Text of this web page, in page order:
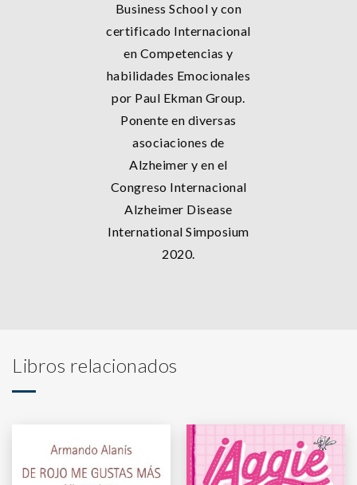
Business School y con
certificado Internacional
en Competencias y
habilidades Emocionales
por Paul Ekman Group.
Ponente en diversas
asociaciones de
Alzheimer y en el
Congreso Internacional
Alzheimer Disease
International Simposium
2020.
Libros relacionados